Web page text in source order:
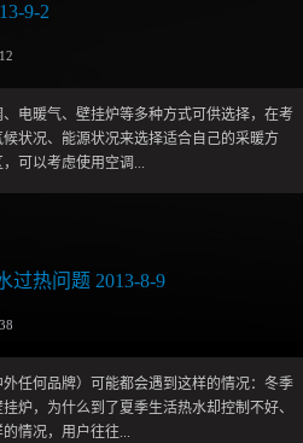
大河的水质，决定着人的层次，
赛跑，与时代并进，面对风云变
冈底斯人必将厚植情怀，不屈不
9-2
电暖气、壁挂炉等多种方式可供选择，在考
状况、能源状况来选择适合自己的采暖方
可以考虑使用空调...
为辐射散热方式，均匀升温，温度均恒，健
角落，并可实现分区温控，用户可自由设定
，房间依然会长时间保持在一定的温暖范围
水，水温恒定，水量充足。采暖是一个系统
，也包括方案设计是否合理，前期方案设计
正规的全程服务的采暖安装公司是非常必要
现在设计、选材、施工等方面。比如铺装地
过热问题 2013-8-9
任何品牌）可能都会遇到这样的情况：冬季
炉，为什么到了夏季生活热水却控制不好、
情况，用户往往...